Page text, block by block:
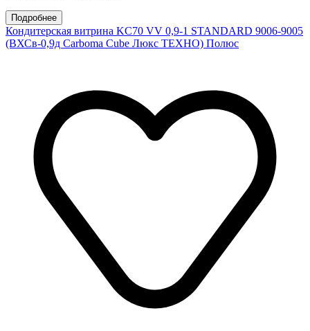
Подробнее
Кондитерская витрина KC70 VV 0,9-1 STANDARD 9006-9005
(ВХСв-0,9д Carboma Cube Люкс ТЕХНО) Полюс